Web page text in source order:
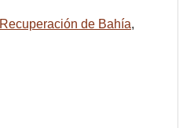
Recuperación de Bahía,